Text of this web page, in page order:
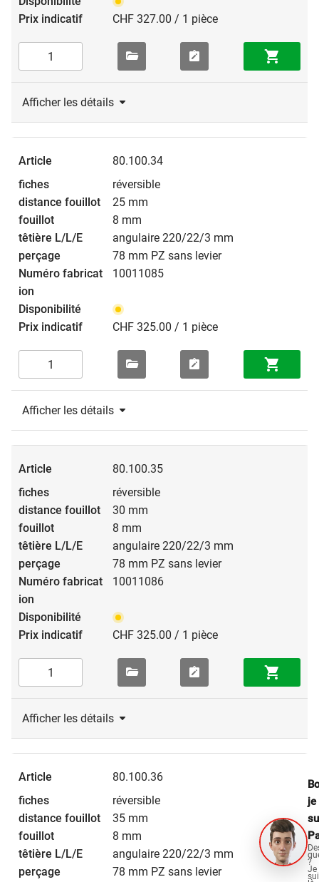
CHF 327.00 / 1 pièce
Afficher les détails
80.100.34
réversible
25 mm
8 mm
angulaire 220/22/3 mm
78 mm PZ sans levier
10011085
CHF 325.00 / 1 pièce
Afficher les détails
80.100.35
réversible
30 mm
8 mm
angulaire 220/22/3 mm
78 mm PZ sans levier
10011086
CHF 325.00 / 1 pièce
Afficher les détails
80.100.36
réversible
35 mm
8 mm
angulaire 220/22/3 mm
78 mm PZ sans levier
je
?
Je